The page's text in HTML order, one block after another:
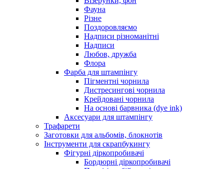
Фауна
Різне
Поздоровляємо
Надписи різноманітні
Надписи
Любов, дружба
Флора
Фарба для штампінгу
Пігментні чорнила
Дистресингові чорнила
Крейдовані чорнила
На основі барвника (dye ink)
Аксесуари для штампінгу
Трафарети
Заготовки для альбомів, блокнотів
Інструменти для скрапбукингу
Фігурні діркопробивачі
Бордюрні діркопробивачі